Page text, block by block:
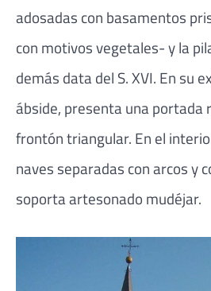
adosadas con basamentos
con motivos vegetales- y la
demás data del S. XVI. En su
ábside, presenta una portada
frontón triangular. En el
naves separadas con arcos y
soporta artesonado mudéjar.